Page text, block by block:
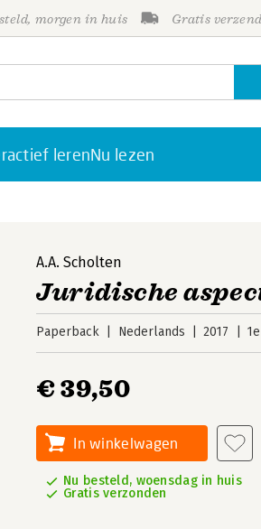
morgen in huis Gratis
lerenNu lezen
A.A. Scholten
Juridische
Paperback Nederlands 2017
€ 39,50
In winkelwagen
Nu besteld, woensdag in huis
Gratis verzonden